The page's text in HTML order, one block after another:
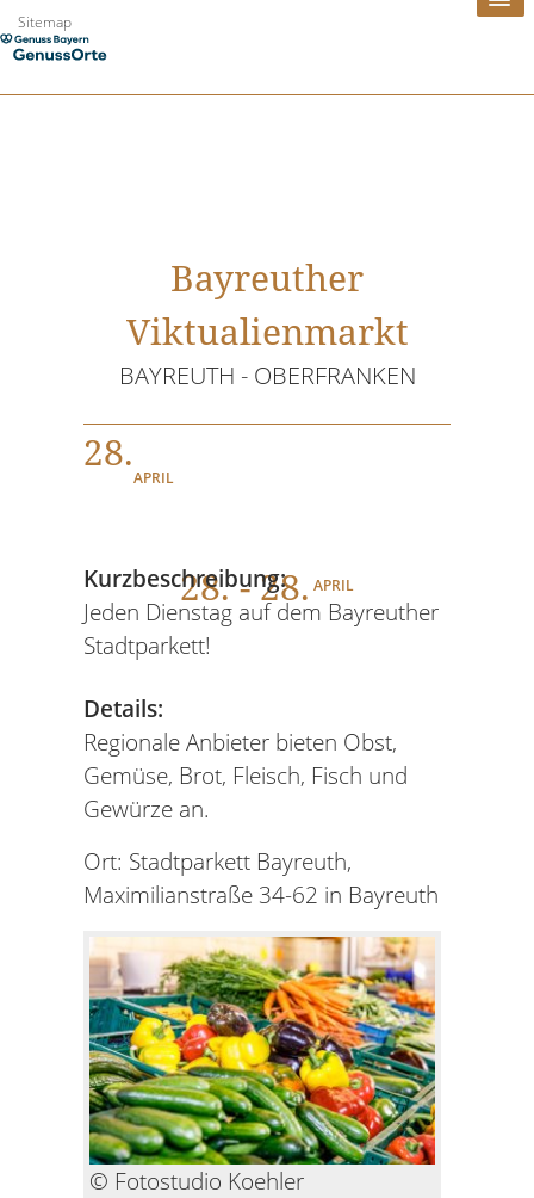
Zum
Inhalt
Sitemap
Bayreuther
Viktualienmarkt
BAYREUTH - OBERFRANKEN
28.
APRIL
28. - 28. APRIL
Kurzbeschreibung:
Jeden Dienstag auf dem Bayreuther
Stadtparkett!
Details:
Regionale Anbieter bieten Obst,
Gemüse, Brot, Fleisch, Fisch und
Gewürze an.
Ort: Stadtparkett Bayreuth,
Maximilianstraße 34-62 in Bayreuth
© Fotostudio Koehler